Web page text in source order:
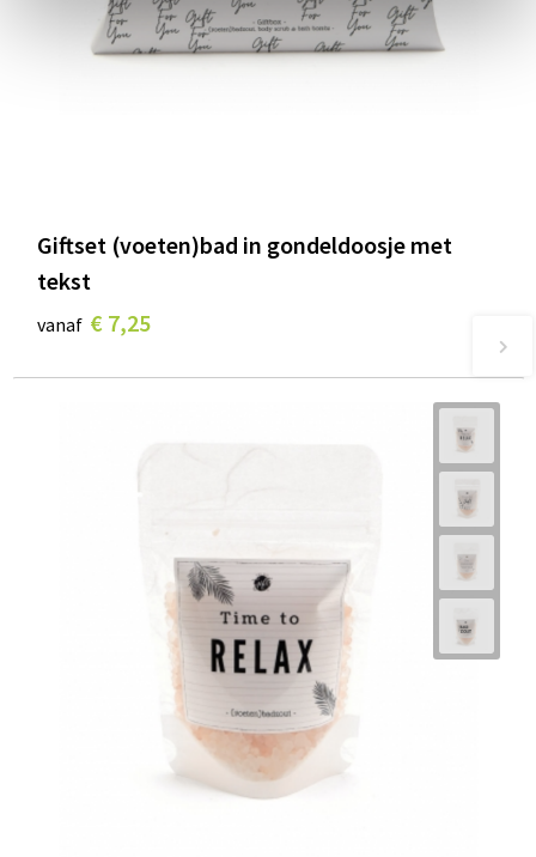
Giftset (voeten)bad in gondeldoosje met
tekst
vanaf € 7,25